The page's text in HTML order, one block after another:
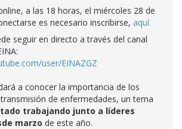
a las 18 horas, el miércoles 28 de
es necesario inscribirse, aquí
seguir en directo a través del canal
user/EINAZGZ
a conocer la importancia de los
de enfermedades, un tema
trabajando junto a líderes
marzo de este año.